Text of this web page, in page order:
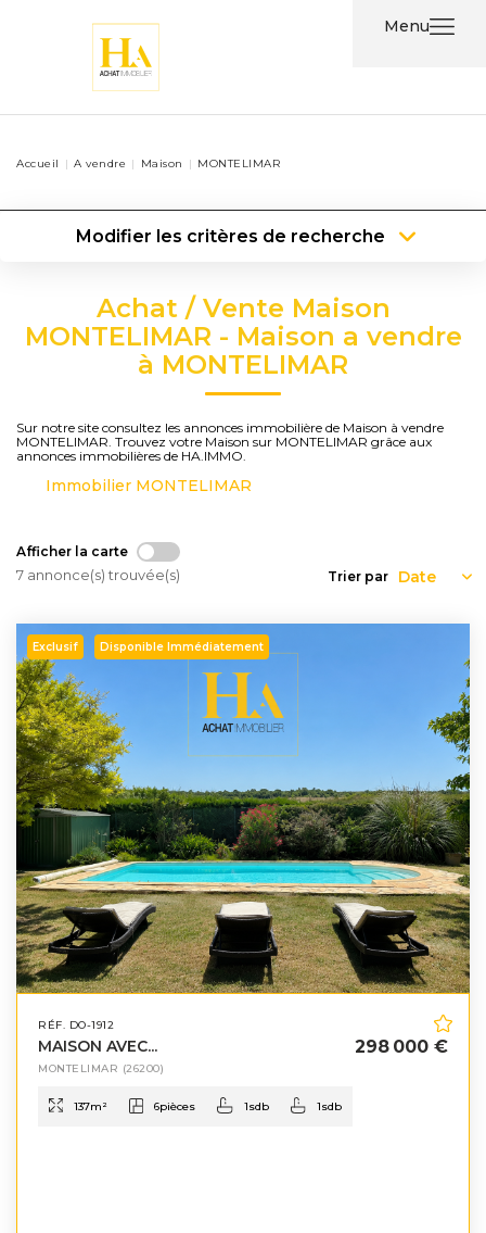
Menu
Nos
Nos
Contact
Actualités
Mes
favoris
Mon
compte
Accueil A vendre Maison MONTELIMAR
Modifier les critères de recherche
Type de bien
Type de bien
Surface min
Plus de critères
Créer une alerte
Achat / Vente Maison
MONTELIMAR - Maison a vendre
à MONTELIMAR
Sur notre site consultez les annonces immobilière de Maison à vendre
MONTELIMAR. Trouvez votre Maison sur MONTELIMAR grâce aux
annonces immobilières de HA.IMMO.
Immobilier MONTELIMAR
Afficher la carte
7 annonce(s) trouvée(s) Trier par
Exclusif Disponible Immédiatement
RÉF. DO-1912
MAISON AVEC...
MONTELIMAR (26200)
298 000 €
137m² 6pièces 1sdb 1sdb